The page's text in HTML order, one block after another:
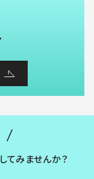
てみませんか？